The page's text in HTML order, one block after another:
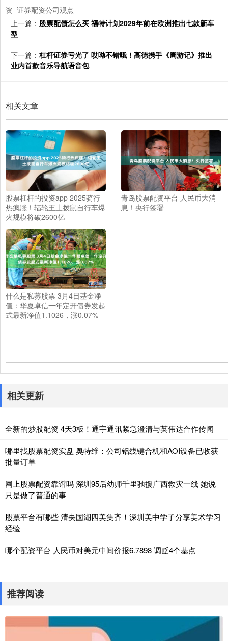
资_证券配资公司观点
上一篇： 股票配债怎么买 福特计划2029年前在欧洲推出七款新车
型
下一篇： 杠杆证券亏光了 哎呦不错哦！高德携手《周游记》推出
业内首款音乐导航语音包
相关文章
股票杠杆的投资app 2025骑行
热疯涨！辐轮王土拨鼠自行车爆
火规模将破2600亿
青岛股票配资平台 人民币大消
息！央行签署
什么是私募股票 3月4日基金净
值：华夏卓信一年定开债券发起
式最新净值1.1026，涨0.07%
相关更新
全新的炒股配资 4天3板！通宇通讯紧急澄清与英伟达合作传闻
哪里找股票配资实盘 奥特维：公司铝线键合机和AOI设备已收获
批量订单
网上股票配资靠谱吗 深圳95后幼师千里驰援广西救灾一线 她说
只是做了普通的事
股票平台有哪些 清央国湖四美集齐！深圳美中学子分享美术学习
经验
哪个配资平台 人民币对美元中间价报6.7898 调贬4个基点
推荐阅读